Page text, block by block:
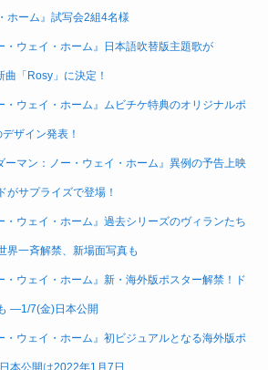
ホーム』試写会2組4名様
・ウェイ・ホーム』日本語吹替版主題歌が
「Rosy」に決定！
・ウェイ・ホーム』ムビチケ特典のオリジナルポ
ザイン発表！
ーマン：ノー・ウェイ・ホーム』異例の予告上映
がサプライズで登場！
・ウェイ・ホーム』過去シリーズのヴィランたち
界一斉解禁、新場面写真も
・ウェイ・ホーム』新・海外版ポスター解禁！ド
―1/7(金)日本公開
・ウェイ・ホーム』初ビジュアルとなる海外版ポ
本公開は2022年1月7日